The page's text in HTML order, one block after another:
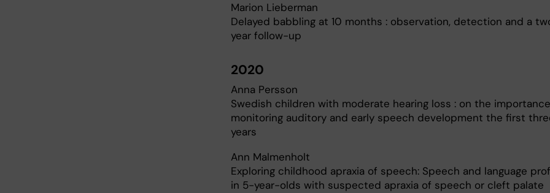
Marion Lieberman
Delayed babbling at 10 months : observation, detection and a
year follow-up
2020
Anna Persson
Swedish children with moderate hearing loss : on the
monitoring auditory and early speech development the first
years
Ann Malmenholt
Exploring childhood apraxia of speech: Speech and language
in 5-year-olds with suspected apraxia of speech or cleft palate